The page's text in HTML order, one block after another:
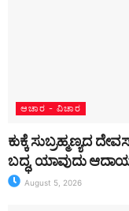
ಆಚಾರ - ವಿಚಾರ
ಕುಕ್ಕೆ ಸುಬ್ರಹ್ಮಣ್ಯದ
ಬದ್ಧ, ಯಾವುದು
August 5, 2026